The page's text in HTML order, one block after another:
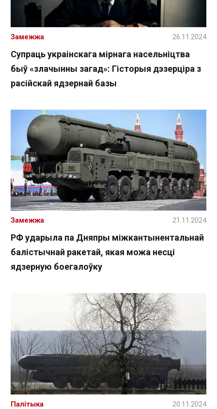
Супраць украінскага мірнага насельніцтва
быў «злачынны загад»: Гісторыя дэзерціра з
расійскай ядзернай базы
Замежжа 26.11.2024
РФ ударыла па Дняпры міжкантынентальнай
балістычнай ракетай, якая можа несці
ядзерную боегалоўку
Замежжа 21.11.2024
Палітыка 20.11.2024